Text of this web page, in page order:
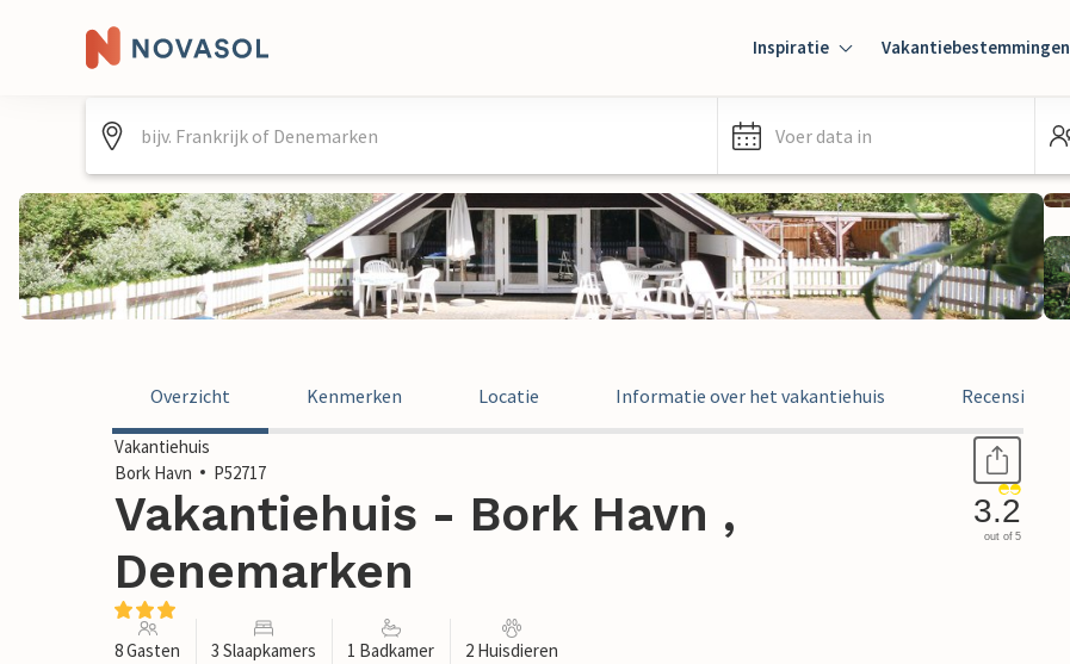
Inspiratie Vakantiebestemmingen
Voer data in
Overzicht Kenmerken Locatie Informatie over het vakantiehuis Recensies
Vakantiehuis
Bork Havn
P52717
Vakantiehuis - Bork Havn ,
Denemarken
3.2
out of 5
8 Gasten 3 Slaapkamers 1 Badkamer 2 Huisdieren